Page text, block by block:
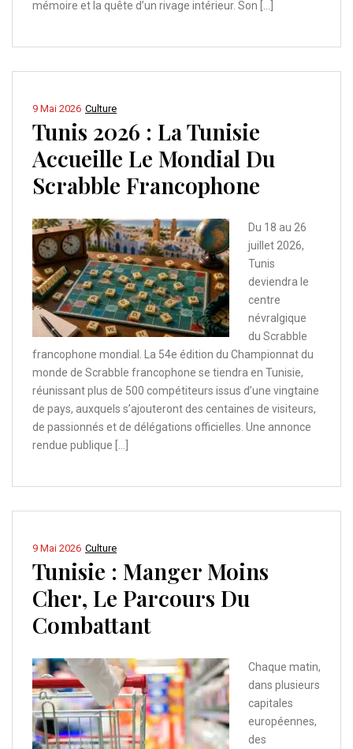
mémoire et la quête d’un rivage intérieur. Son […]
Culture
9 Mai 2026
Tunis 2026 : La Tunisie
Accueille Le Mondial Du
Scrabble Francophone
Du 18 au 26
juillet 2026,
Tunis
deviendra le
centre
névralgique
du Scrabble
francophone mondial. La 54e édition du Championnat du
monde de Scrabble francophone se tiendra en Tunisie,
réunissant plus de 500 compétiteurs issus d’une vingtaine
de pays, auxquels s’ajouteront des centaines de visiteurs,
de passionnés et de délégations officielles. Une annonce
rendue publique […]
Culture
9 Mai 2026
Tunisie : Manger Moins
Cher, Le Parcours Du
Combattant
Chaque matin,
dans plusieurs
capitales
européennes,
des